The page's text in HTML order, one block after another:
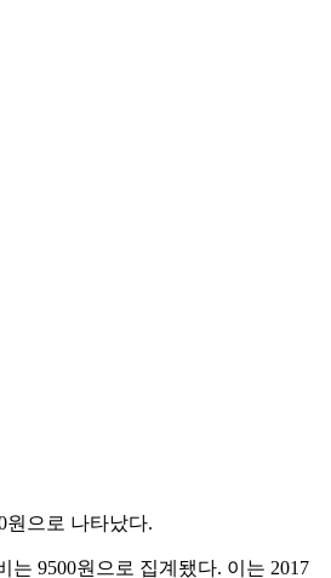
원으로 나타났다.
9500원으로 집계됐다. 이는 2017